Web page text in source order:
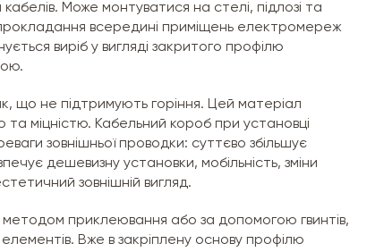
кабелів. Може монтуватися на стелі, підлозі та
всередині приміщень електромереж
виріб у вигляді закритого профілю
що не підтримують горіння. Цей матеріал
та міцністю. Кабельний короб при установці
зовнішньої проводки: суттєво збільшує
дешевизну установки, мобільність, зміни
зовнішній вигляд.
приклеювання або за допомогою гвинтів,
Вже в закріплену основу профілю